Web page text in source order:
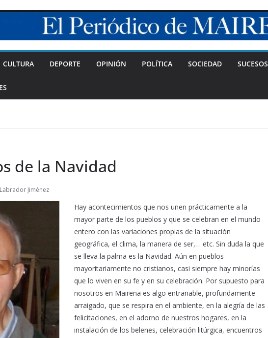
CULTURA DEPORTE OPINIÓN POLÍTICA SOCIEDAD SUCESOS
de la Navidad
Jiménez
Hay acontecimientos que nos unen prácticamente a la
mayor parte de los pueblos y que se celebran en el mundo
entero con las variaciones propias de la situación
geográfica, el clima, la manera de ser,… etc. Sin duda la que
se lleva la palma es la Navidad. Aún en pueblos
mayoritariamente no cristianos, casi siempre hay minorías
que lo viven en su fe y en su celebración. Por supuesto para
nosotros en Mairena es algo entrañable, profundamente
arraigado, que se respira en el ambiente, en la alegría de las
felicitaciones, en el adorno de nuestros hogares, en la
instalación de los belenes, celebración litúrgica, encuentros